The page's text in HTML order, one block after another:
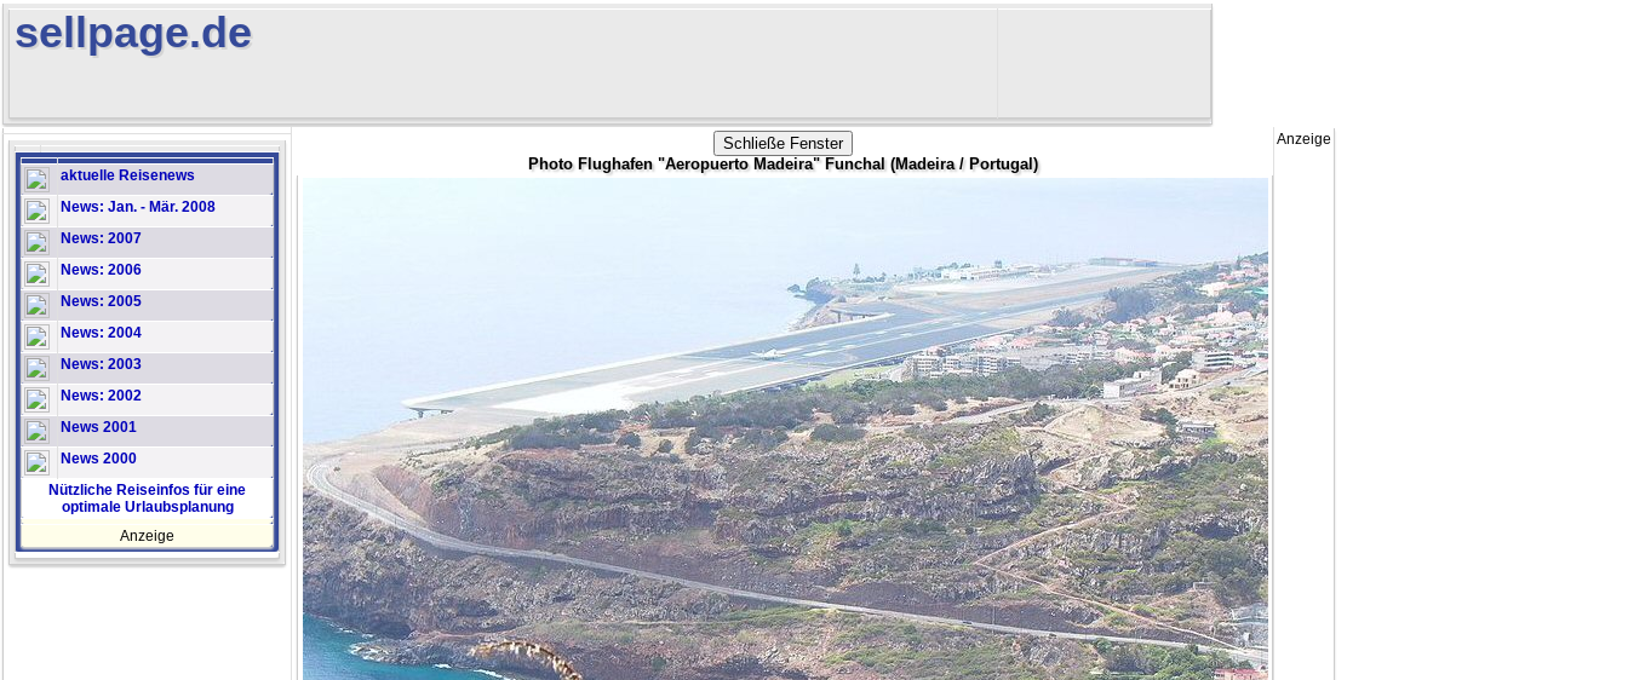
Photo Flughafen "Aeropuerto Madeira" Funchal (Madeira / Portugal)
Anzeige
aktuelle Reisenews
News: Jan. - Mär. 2008
News: 2007
News: 2006
News: 2005
News: 2004
News: 2003
News: 2002
News 2001
News 2000
Nützliche Reiseinfos für eine
optimale Urlaubsplanung
Anzeige
sellpage.de